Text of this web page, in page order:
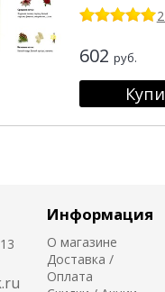
602 руб.
Информация
О магазине
Доставка /
Оплата